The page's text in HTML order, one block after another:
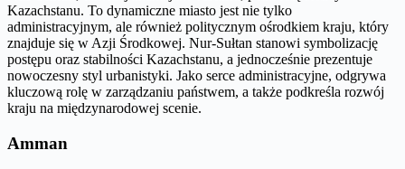
Kazachstanu. To dynamiczne miasto jest nie tylko
administracyjnym, ale również politycznym ośrodkiem kraju, który
znajduje się w Azji Środkowej. Nur-Sułtan stanowi symbolizację
postępu oraz stabilności Kazachstanu, a jednocześnie prezentuje
nowoczesny styl urbanistyki. Jako serce administracyjne, odgrywa
kluczową rolę w zarządzaniu państwem, a także podkreśla rozwój
kraju na międzynarodowej scenie.
Amman